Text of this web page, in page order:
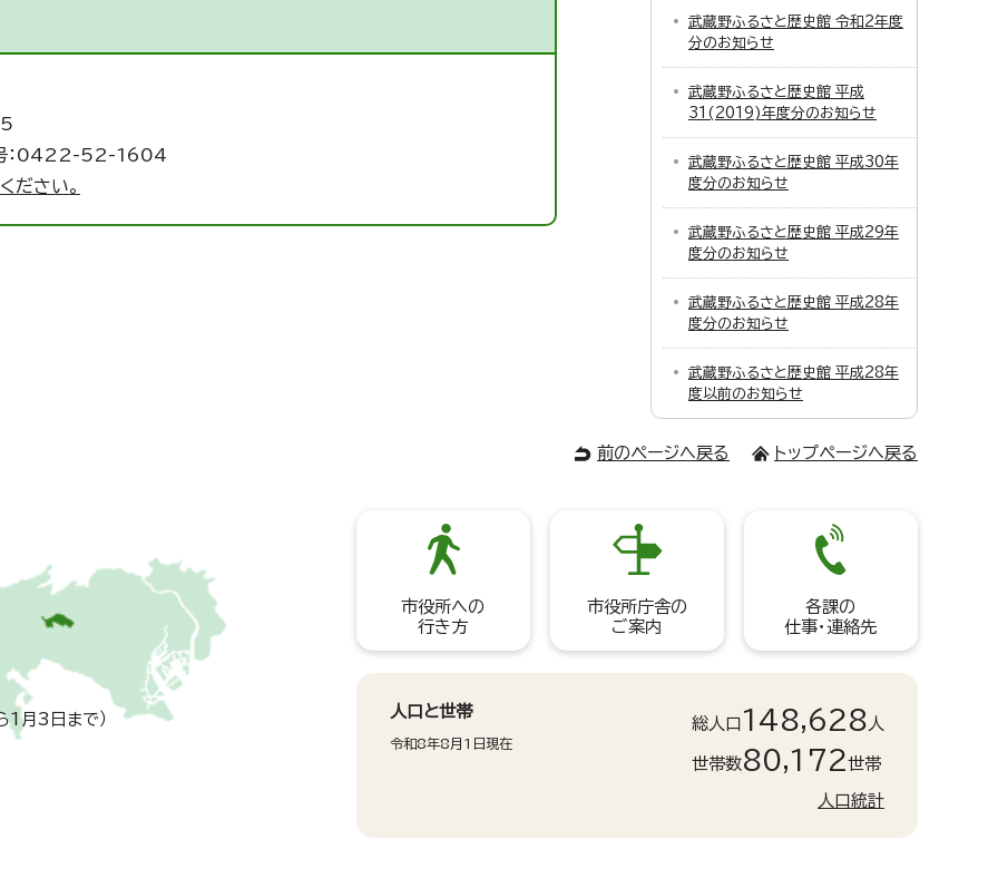
：0422-52-1604
ださい。
武蔵野ふるさと歴史館 令和2年度
分のお知らせ
武蔵野ふるさと歴史館 平成
31(2019)年度分のお知らせ
武蔵野ふるさと歴史館 平成30年
度分のお知らせ
武蔵野ふるさと歴史館 平成29年
度分のお知らせ
武蔵野ふるさと歴史館 平成28年
度分のお知らせ
武蔵野ふるさと歴史館 平成28年
度以前のお知らせ
前のページへ戻る トップページへ戻る
1月3日まで）
市役所への
行き方
市役所庁舎の
ご案内
各課の
仕事・連絡先
人口と世帯
令和8年8月1日現在
総人口 148,628 人
世帯数80,172世帯
人口統計